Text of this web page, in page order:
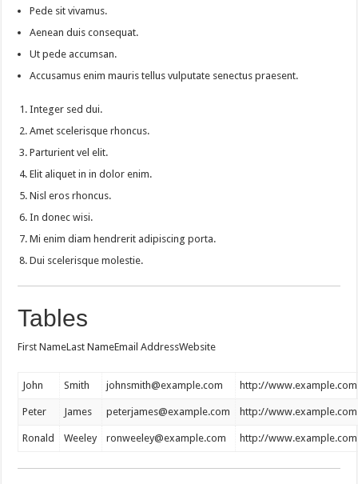
Pede sit vivamus.
Aenean duis consequat.
Ut pede accumsan.
Accusamus enim mauris tellus vulputate senectus praesent.
Integer sed dui.
Amet scelerisque rhoncus.
Parturient vel elit.
Elit aliquet in in dolor enim.
Nisl eros rhoncus.
In donec wisi.
Mi enim diam hendrerit adipiscing porta.
Dui scelerisque molestie.
Tables
First NameLast NameEmail AddressWebsite
John Smith johnsmith@example.com http://www.example.com
Peter James peterjames@example.com http://www.example.com
Ronald Weeley ronweeley@example.com http://www.example.com